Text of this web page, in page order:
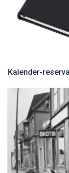
Kalender-